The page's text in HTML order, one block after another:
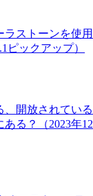
ラストーンを使用
ピックアップ）
、開放されている
る？（2023年12